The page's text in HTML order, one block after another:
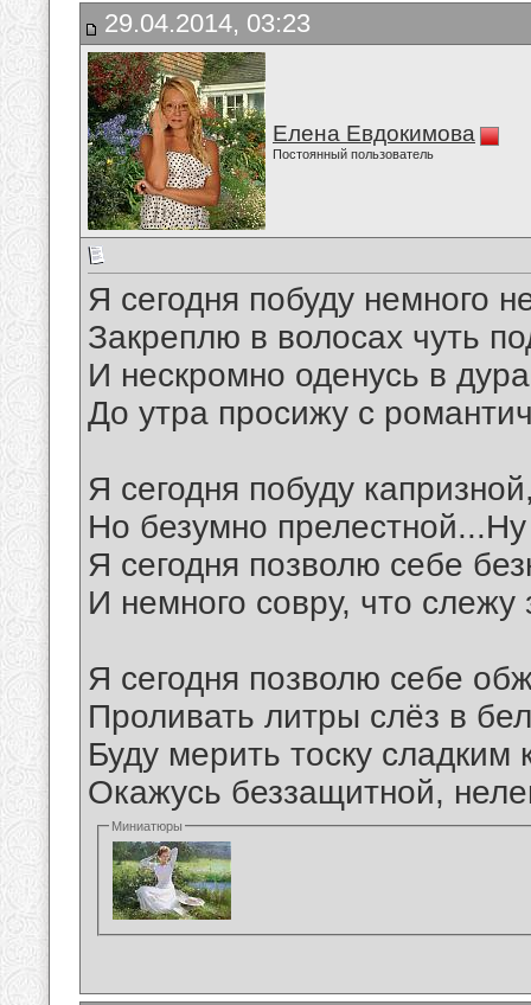
29.04.2014, 03:23
Елена Евдокимова
Постоянный пользователь
Я сегодня побуду немного
Закреплю в волосах чуть
И нескромно оденусь в
До утра просижу с
Я сегодня побуду
Но безумно
Я сегодня позволю себе
И немного совру, что
Я сегодня позволю себе
Проливать литры слёз в
Буду мерить тоску
Окажусь беззащитной,
Миниатюры